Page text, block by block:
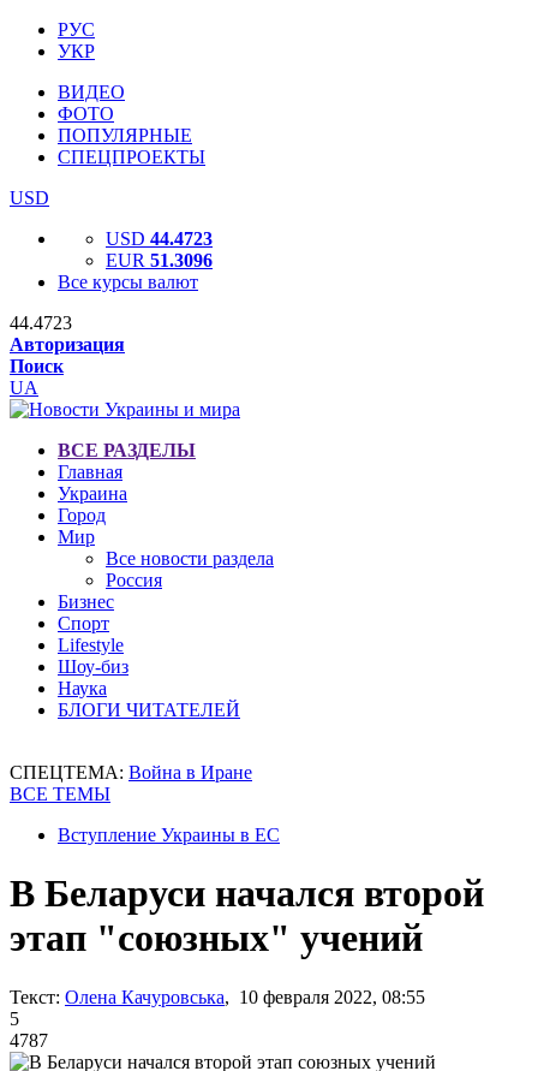
РУС
УКР
ВИДЕО
ФОТО
ПОПУЛЯРНЫЕ
СПЕЦПРОЕКТЫ
USD
USD 44.4723
EUR 51.3096
Все курсы валют
44.4723
Авторизация
Поиск
UA
ВСЕ РАЗДЕЛЫ
Главная
Украина
Город
Мир
Все новости раздела
Россия
Бизнес
Спорт
Lifestyle
Шоу-биз
Наука
БЛОГИ ЧИТАТЕЛЕЙ
СПЕЦТЕМА: Война в Иране
ВСЕ ТЕМЫ
Вступление Украины в ЕС
В Беларуси начался второй
этап "союзных" учений
Текст: Олена Качуровська, 10 февраля 2022, 08:55
5
4787